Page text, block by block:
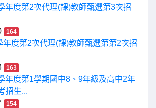
年度第2次代理(課)教師甄選第3次招
164
年度第2次代理(課)教師甄選第第2次招
163
年度第1學期國中8、9年級及高中2年
招生...
154